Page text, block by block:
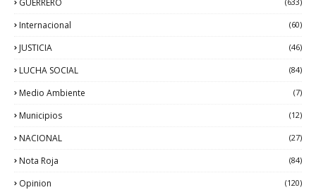
Internacional (60)
JUSTICIA (46)
LUCHA SOCIAL (84)
Medio Ambiente (7)
Municipios (12)
NACIONAL (27)
Nota Roja (84)
Opinion (120)